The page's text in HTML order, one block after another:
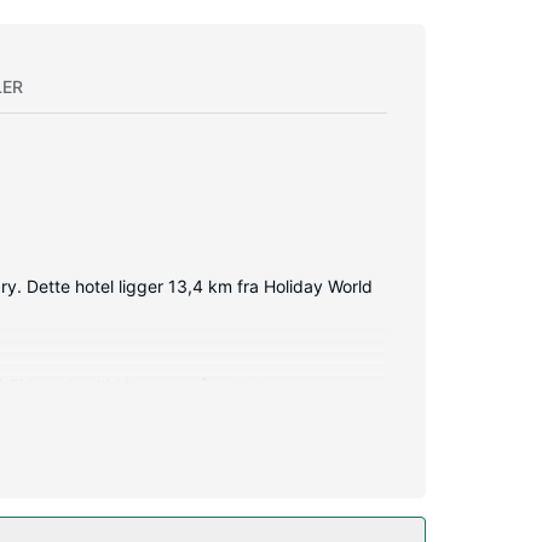
Dette hotel ligger 13,4 km fra Holiday World
gratis toiletartikler og hårtørrer. Faciliteter